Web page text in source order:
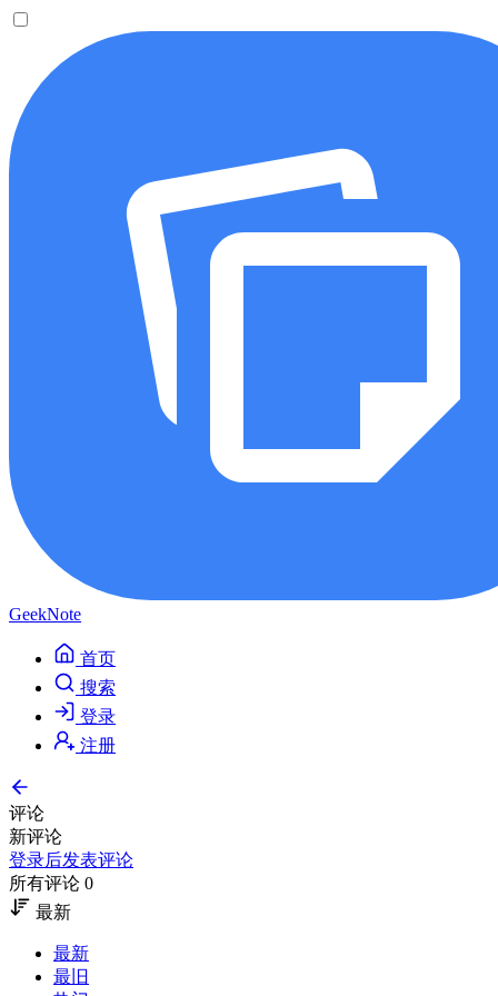
GeekNote
首页
搜索
登录
注册
评论
新评论
登录后发表评论
所有评论 0
最新
最新
最旧